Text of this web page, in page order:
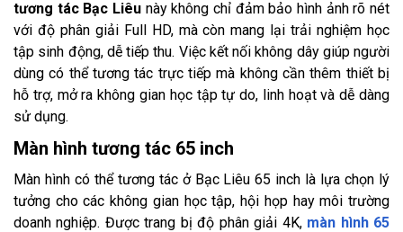
tương tác Bạc Liêu này không chỉ đảm bảo hình ảnh rõ nét
với độ phân giải Full HD, mà còn mang lại trải nghiệm học
tập sinh động, dễ tiếp thu. Việc kết nối không dây giúp người
dùng có thể tương tác trực tiếp mà không cần thêm thiết bị
hỗ trợ, mở ra không gian học tập tự do, linh hoạt và dễ dàng
sử dụng.
Màn hình tương tác 65 inch
Màn hình có thể tương tác ở Bạc Liêu 65 inch là lựa chọn lý
tưởng cho các không gian học tập, hội họp hay môi trường
doanh nghiệp. Được trang bị độ phân giải 4K, màn hình 65